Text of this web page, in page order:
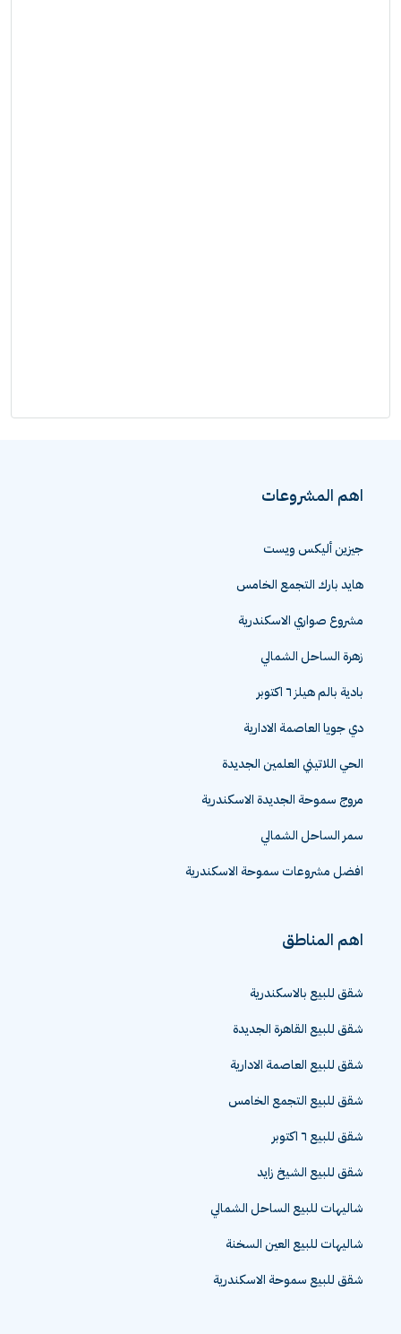
اهم المشروعات
جيزين أليكس ويست
هايد بارك التجمع الخامس
مشروع صواري الاسكندرية
زهرة الساحل الشمالي
بادية بالم هيلز ٦ اكتوبر
دي جويا العاصمة الادارية
الحي اللاتيني العلمين الجديدة
مروج سموحة الجديدة الاسكندرية
سمر الساحل الشمالي
افضل مشروعات سموحة الاسكندرية
اهم المناطق
شقق للبيع بالاسكندرية
شقق للبيع القاهرة الجديدة
شقق للبيع العاصمة الادارية
شقق للبيع التجمع الخامس
شقق للبيع ٦ اكتوبر
شقق للبيع الشيخ زايد
شاليهات للبيع الساحل الشمالي
شاليهات للبيع العين السخنة
شقق للبيع سموحة الاسكندرية